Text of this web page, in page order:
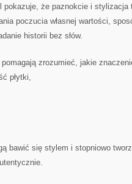
pokazuje, że paznokcie i
poczucia własnej wartości,
historii bez słów.
zrozumieć, jakie
płytki,
bawić się stylem i stopniowo